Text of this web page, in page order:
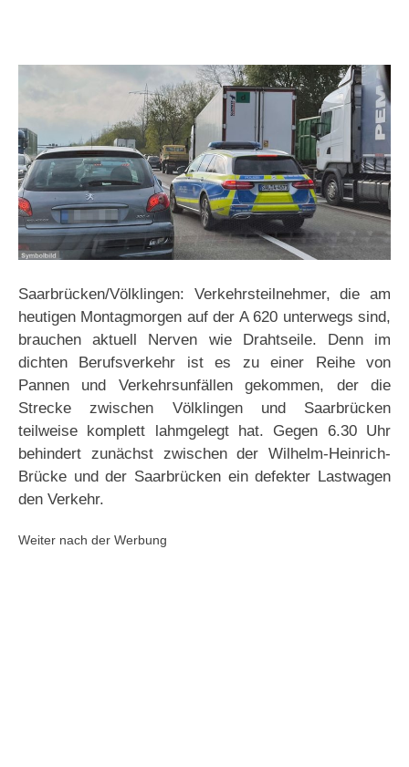
Saarbrücken/Völklingen: Verkehrsteilnehmer, die am
heutigen Montagmorgen auf der A 620 unterwegs sind,
brauchen aktuell Nerven wie Drahtseile. Denn im
dichten Berufsverkehr ist es zu einer Reihe von
Pannen und Verkehrsunfällen gekommen, der die
Strecke zwischen Völklingen und Saarbrücken
teilweise komplett lahmgelegt hat. Gegen 6.30 Uhr
behindert zunächst zwischen der Wilhelm-Heinrich-
Brücke und der Saarbrücken ein defekter Lastwagen
den Verkehr.
Weiter nach der Werbung